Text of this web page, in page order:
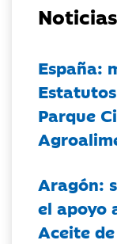
España:
Parque
Aragón:
el apoyo
Aceite